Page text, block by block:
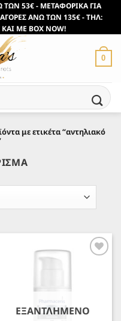
53€ - ΜΕΤΑΦΟΡΙΚΑ ΓΙΑ
ΑΝΩ ΤΩΝ 135€ - ΤΗΛ:
ΜΕ BOX NOW!
0
με ετικέτα “αντηλιακό
Προσθήκη
ΕΞΑΝΤΛΗΜΈΝΟ